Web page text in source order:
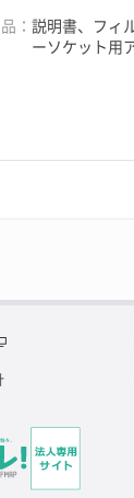
：説明書、フィ
ーソケット用